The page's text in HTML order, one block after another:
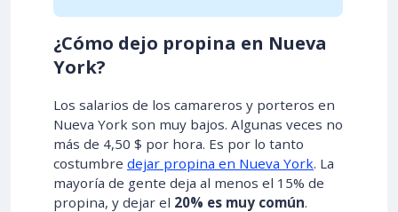
¿Cómo dejo propina en Nueva
York?
Los salarios de los camareros y porteros en
Nueva York son muy bajos. Algunas veces no
más de 4,50 $ por hora. Es por lo tanto
costumbre dejar propina en Nueva York. La
mayoría de gente deja al menos el 15% de
propina, y dejar el 20% es muy común.